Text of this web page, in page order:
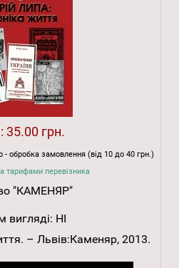
35.00 грн.
- обробка замовлення (від 10 до 40 грн.)
тарифами перевізника
"КАМЕНЯР"
вигляді: НІ
– Львів:Каменяр, 2013.